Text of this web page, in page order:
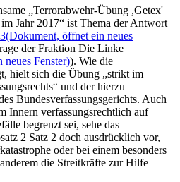
„Terrorabwehr-Übung ,Getex'
Jahr 2017“ ist Thema der Antwort
(Dokument, öffnet ein neues
der Fraktion Die Linke
Fenster)). Wie die
hielt sich die Übung „strikt im
und der hierzu
Bundesverfassungsgerichts. Auch
Innern verfassungsrechtlich auf
begrenzt sei, sehe das
2 Satz 2 doch ausdrücklich vor,
oder bei einem besonders
die Streitkräfte zur Hilfe